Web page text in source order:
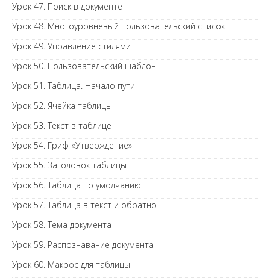
Урок 47. Поиск в документе
Урок 48. Многоуровневый пользовательский список
Урок 49. Управление стилями
Урок 50. Пользовательский шаблон
Урок 51. Таблица. Начало пути
Урок 52. Ячейка таблицы
Урок 53. Текст в таблице
Урок 54. Гриф «Утверждение»
Урок 55. Заголовок таблицы
Урок 56. Таблица по умолчанию
Урок 57. Таблица в текст и обратно
Урок 58. Тема документа
Урок 59. Распознавание документа
Урок 60. Макрос для таблицы